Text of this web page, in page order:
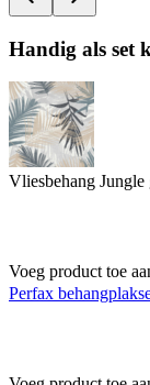
Handig als set
Vliesbehang
Voeg product toe
Perfax